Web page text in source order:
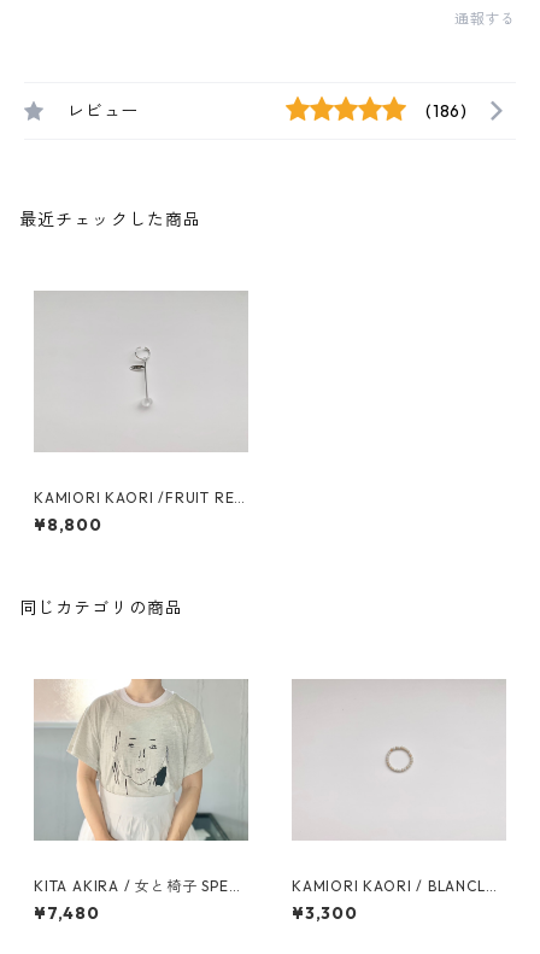
通報する
レビュー (186)
最近チェックした商品
KAMIORI KAORI /FRUIT REF
17 EAR CUFF
¥8,800
同じカテゴリの商品
KITA AKIRA / 女と椅子 SPECI
AL BOX
¥7,480
KAMIORI KAORI / BLANCLAI
TEUX RING
¥3,300